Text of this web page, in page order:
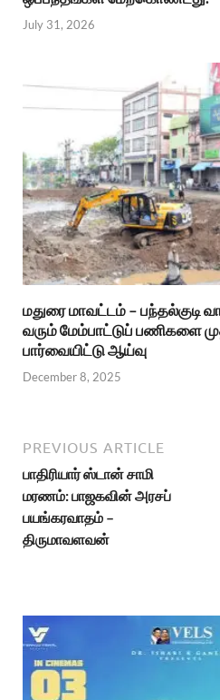
July 31, 2026
மதுரை மாவட்டம் – பந்தல்குடி
வரும் மேம்பாட்டுப் பணிகளை
பார்வையிட்டு ஆய்வு
December 8, 2025
PREVIOUS ARTICLE
பாதிரியார் ஸ்டான் சாமி
மரணம்: பாஜகவின் அரசப்
பயங்கரவாதம் –
திருமாவளவன்